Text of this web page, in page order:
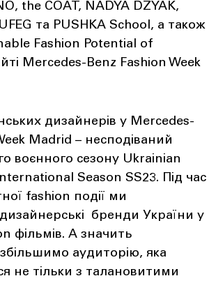
the COAT, NADYA DZYAK,
та PUSHKA School, а також
Fashion Potential of
Mercedes-Benz Fashion Week
дизайнерів у Mercedes-
Madrid – несподіваний
воєнного сезону Ukrainian
Season SS23. Під час
fashion події ми
бренди України у
фільмів. А значить
аудиторію, яка
не тільки з талановитими